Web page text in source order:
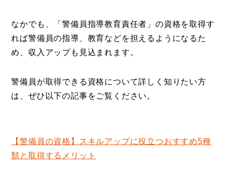
なかでも、「警備員指導教育責任者」の資格を取得す
れば警備員の指導、教育などを担えるようになるた
め、収入アップも見込まれます。
警備員が取得できる資格について詳しく知りたい方
は、ぜひ以下の記事をご覧ください。
【警備員の資格】スキルアップに役立つおすすめ5種
類と取得するメリット